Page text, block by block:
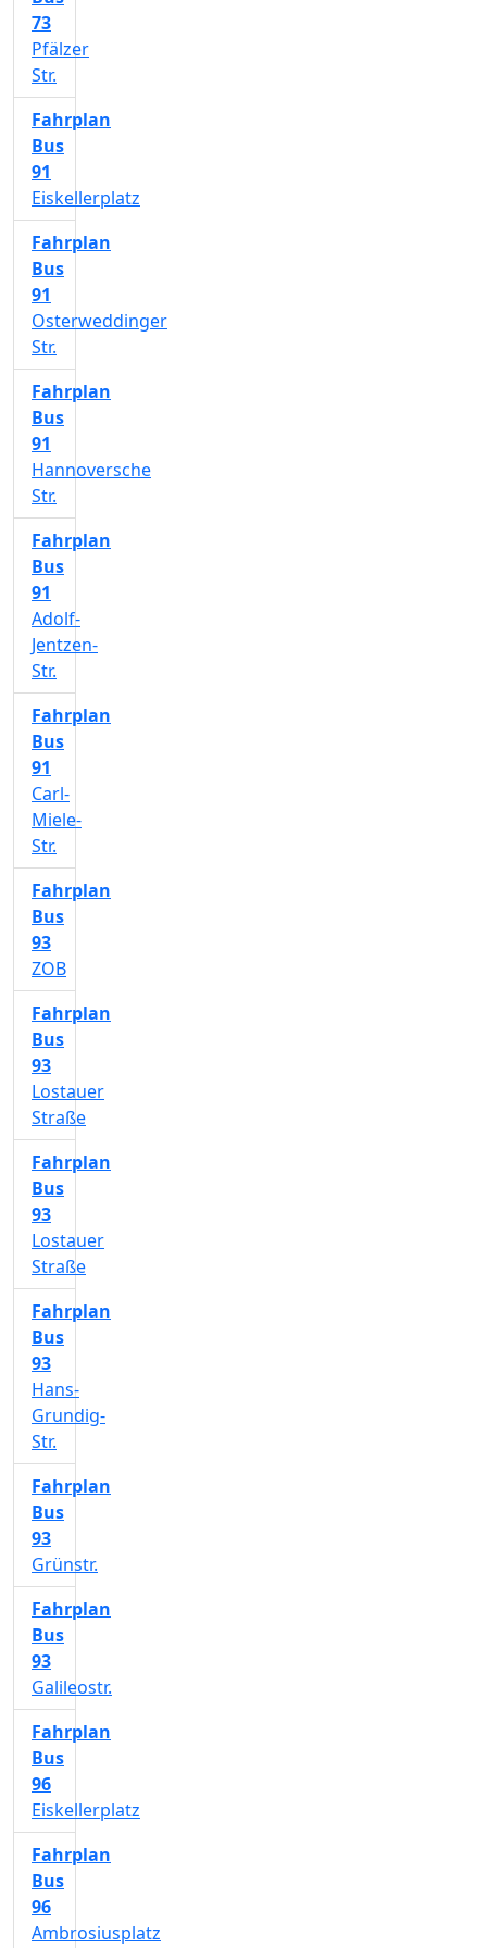
73
Pfälzer
Str.
Fahrplan
Bus
91
Eiskellerplatz
Fahrplan
Bus
91
Osterweddinger
Str.
Fahrplan
Bus
91
Hannoversche
Str.
Fahrplan
Bus
91
Adolf-
Jentzen-
Str.
Fahrplan
Bus
91
Carl-
Miele-
Str.
Fahrplan
Bus
93
ZOB
Fahrplan
Bus
93
Lostauer
Straße
Fahrplan
Bus
93
Lostauer
Straße
Fahrplan
Bus
93
Hans-
Grundig-
Str.
Fahrplan
Bus
93
Grünstr.
Fahrplan
Bus
93
Galileostr.
Fahrplan
Bus
96
Eiskellerplatz
Fahrplan
Bus
96
Ambrosiusplatz